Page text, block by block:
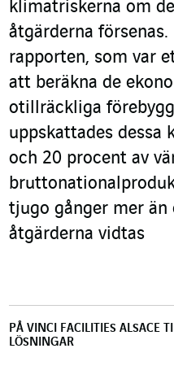
klimatriskerna om
åtgärderna
rapporten, som var
att beräkna de
otillräckliga
uppskattades dessa
och 20 procent av
tjugo gånger mer än
åtgärderna vidtas
PÅ VINCI FACILITIES ALSACE
LÖSNINGAR